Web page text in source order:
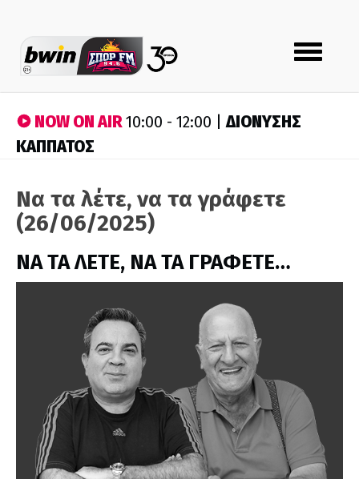
Toggle
navigation
NOW ON AIR10:00 - 12:00 |ΔΙΟΝΥΣΗΣ
ΚΑΠΠΑΤΟΣ
Να τα λέτε, να τα γράφετε
(26/06/2025)
ΝΑ ΤΑ ΛΕΤΕ, ΝΑ ΤΑ ΓΡΑΦΕΤΕ…